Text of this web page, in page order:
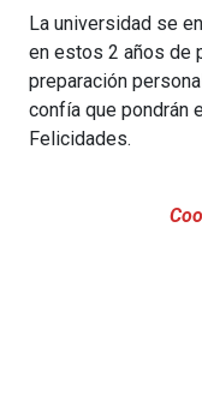
La universidad se
en estos 2 años de
preparación
confía que pondrán
Felicidades.